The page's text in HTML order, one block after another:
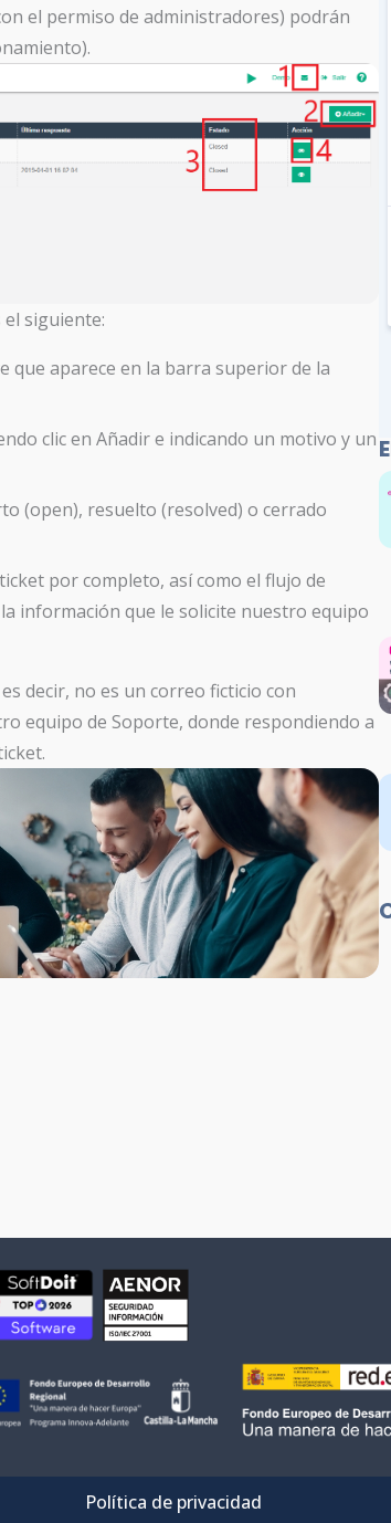
el permiso de administradores) podrán
siguiente:
que aparece en la barra superior de la
clic en Añadir e indicando un motivo y un
(open), resuelto (resolved) o cerrado
por completo, así como el flujo de
información que le solicite nuestro equipo
decir, no es un correo ficticio con
equipo de Soporte, donde respondiendo a
Política de privacidad